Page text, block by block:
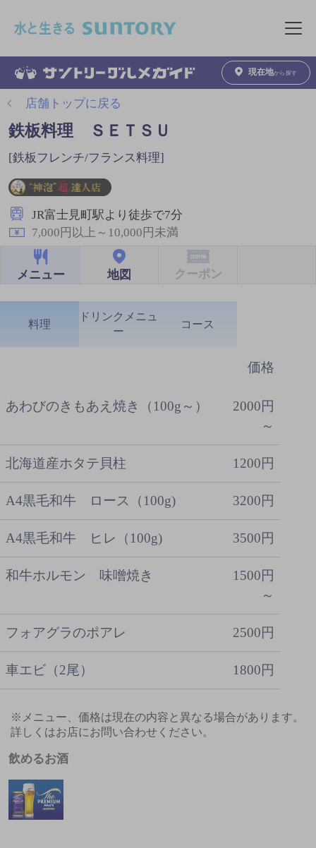
メニュ
現在地から探す
店舗トップに戻る
鉄板料理 ＳＥＴＳＵ
[鉄板フレンチ/フランス料理]
JR富士見町駅より徒歩で7分
7,000円以上～10,000円未満
メニュー 地図 クーポン
料理
価格
あわびのきもあえ焼き（100g～）
2000円
～
北海道産ホタテ貝柱 1200円
A4黒毛和牛 ロース（100g) 3200円
A4黒毛和牛 ヒレ（100g) 3500円
和牛ホルモン 味噌焼き
1500円
～
フォアグラのポアレ 2500円
車エビ（2尾） 1800円
ドリンクメニュ
ー
コース
※メニュー、価格は現在の内容と異なる場合があります。
詳しくはお店にお問い合わせください。
飲めるお酒